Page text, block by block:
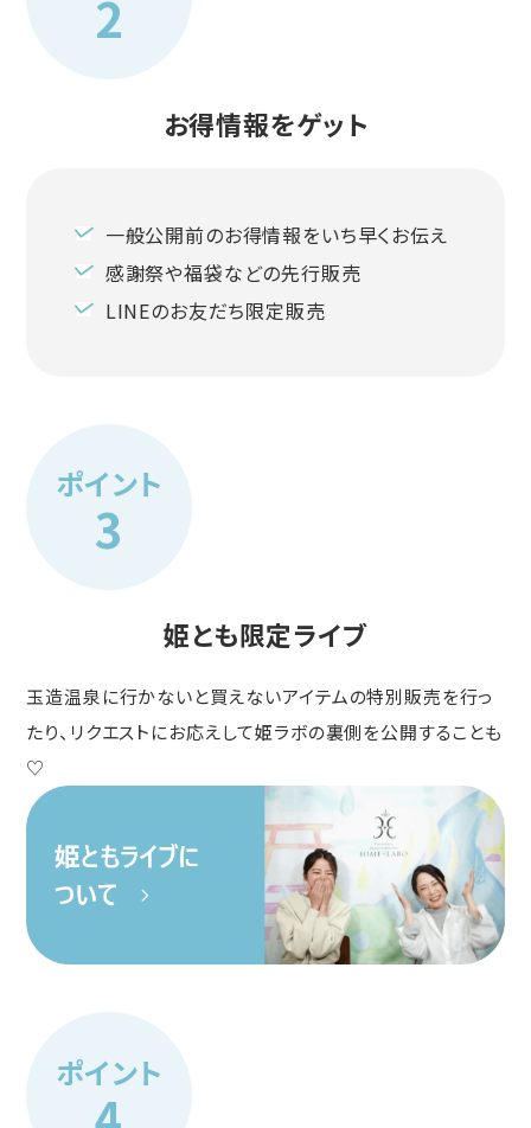
お得情報をゲット
一般公開前のお得情報をいち早くお伝え
感謝祭や福袋などの先行販売
LINEのお友だち限定販売
ポイント
姫とも限定ライブ
玉造温泉に行かないと買えないアイテムの特別販売を行っ
たり、リクエストにお応えして姫ラボの裏側を公開することも
♡
ポイント